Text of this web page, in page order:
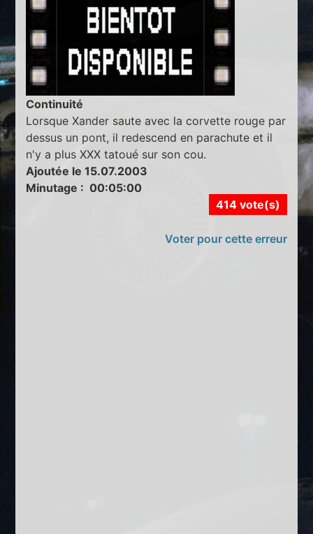
Continuité
Lorsque Xander saute avec la corvette rouge par
dessus un pont, il redescend en parachute et il
n'y a plus XXX tatoué sur son cou.
Ajoutée le 15.07.2003
Minutage : 00:05:00
414 vote(s)
Voter pour cette erreur